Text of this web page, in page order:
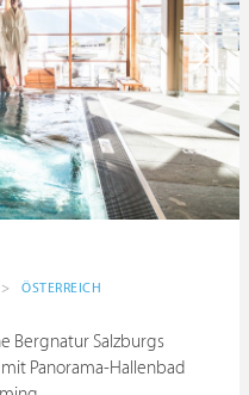
> ÖSTERREICH
Bergnatur Salzburgs
Panorama-Hallenbad